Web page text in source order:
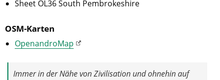
Sheet OL36 South Pembrokeshire
OSM-Karten
OpenandroMap
Immer in der Nähe von Zivilisation und ohnehin auf